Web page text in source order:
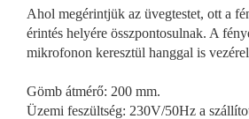
Ahol megérintjük az üvegtestet, ott a
érintés helyére összpontosulnak. A
mikrofonon keresztül hanggal is
Gömb átmérő: 200 mm.
Üzemi feszültség: 230V/50Hz a